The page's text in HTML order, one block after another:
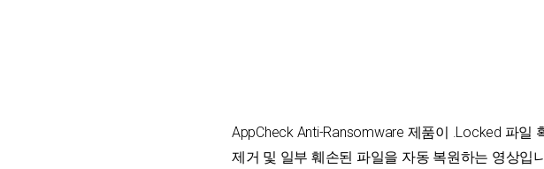
AppCheck Anti-Ransomware 제품이 .Locked 파
제거 및 일부 훼손된 파일을 자동 복원하는 영상입